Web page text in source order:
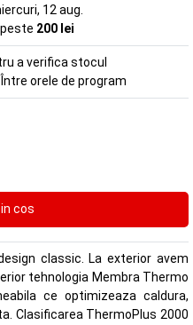
12 aug.
200 lei
a verifica stocul
Între orele de program
classic. La exterior avem
tehnologia Membra Thermo
ce optimizeaza caldura,
Clasificarea ThermoPlus 2000